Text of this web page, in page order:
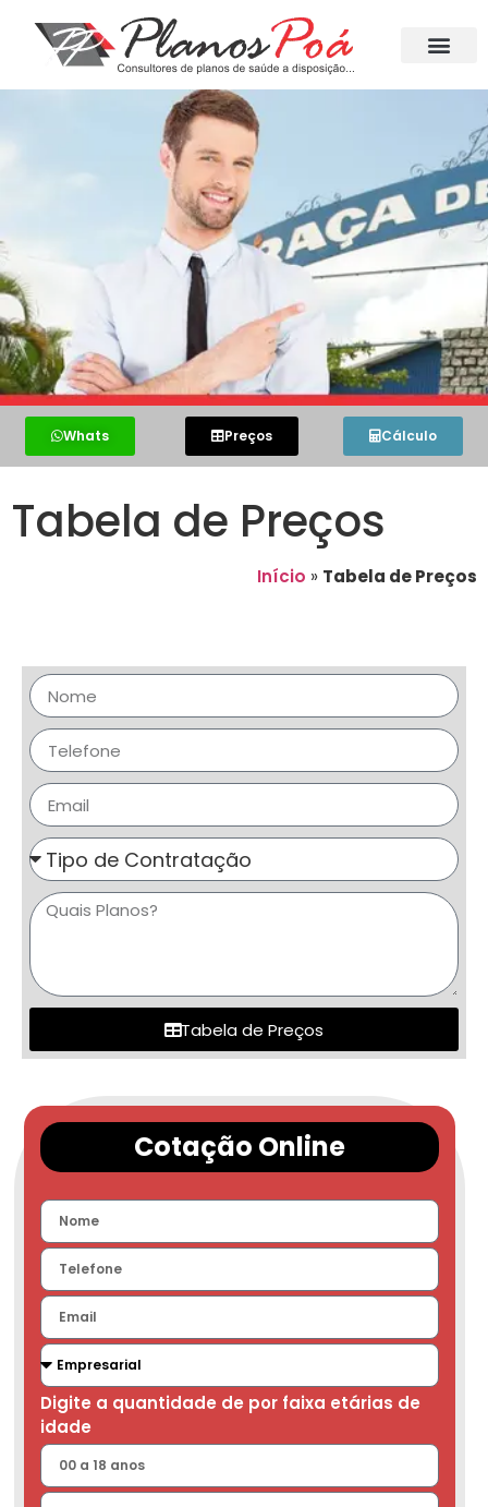
Whats Preços Cálculo
Tabela de Preços
Início » Tabela de Preços
Tabela de Preços
Cotação Online
Digite a quantidade de por faixa etárias de
idade